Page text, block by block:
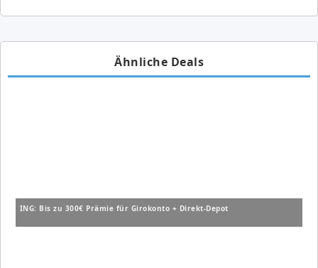
Ähnliche Deals
ING: Bis zu 300€ Prämie für Girokonto + Direkt-Depot